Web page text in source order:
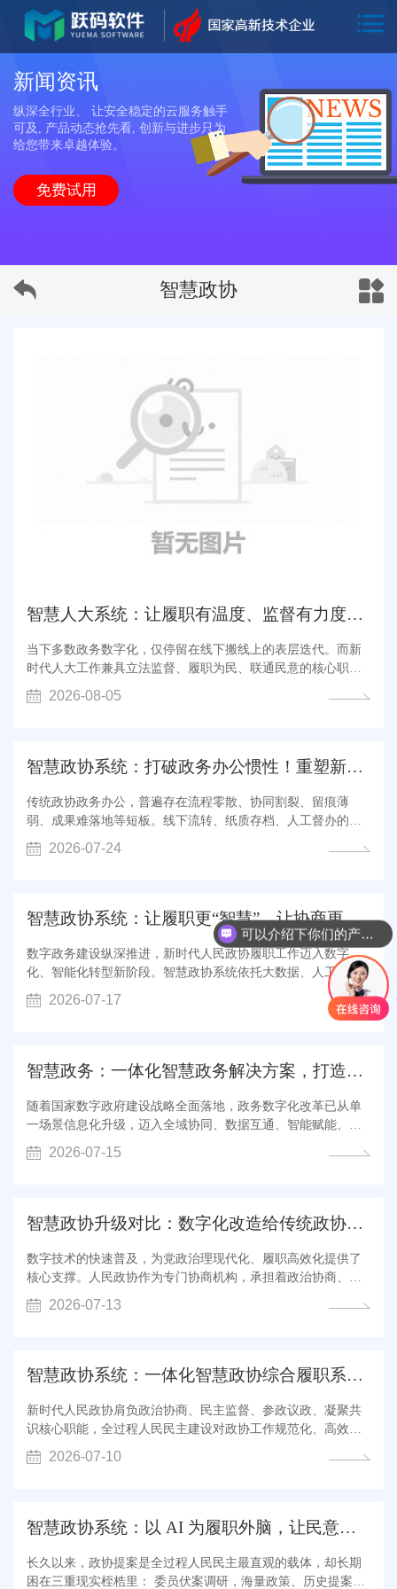
新闻资讯
纵深全行业、 让安全稳定的云服务触手
可及, 产品动态抢先看, 创新与进步只为
给您带来卓越体验。
免费试用
智慧政协
智慧人大系统：让履职有温度、监督有力度、民意有速度
当下多数政务数字化，仅停留在线下搬线上的表层迭代。而新
时代人大工作兼具立法监督、履职为民、联通民意的核心职
能，简单的流程线上化，早已无法适配现代化治理需求。 传统
人大工作长期深陷数据孤岛、履职无迹、民意滞后、监督无闭
2026-08-05
智慧政协系统：打破政务办公惯性！重塑新时代政协履职...
传统政协政务办公，普遍存在流程零散、协同割裂、留痕薄
弱、成果难落地等短板。线下流转、纸质存档、人工督办的传
统模式，不仅增加行政内耗，还容易出现审批滞后、权责模
糊、督查悬空等问题，制约提案办理、协商议政、民意服务等
2026-07-24
智慧政协系统：让履职更“智慧”，让协商更高效
数字政务建设纵深推进，新时代人民政协履职工作迈入数字
化、智能化转型新阶段。智慧政协系统依托大数据、人工智
能、云计算等前沿技术，紧扣政治协商、民主监督、参政议政
核心职能，打破传统履职的时空与场景局限，搭建一体化、全
2026-07-17
智慧政务：一体化智慧政务解决方案，打造高效便民数字...
随着国家数字政府建设战略全面落地，政务数字化改革已从单
一场景信息化升级，迈入全域协同、数据互通、智能赋能、闭
环治理的全新阶段。新时代政务治理，对机关办公效率、履职
监督能力、民生服务水平、决策研判精度提出了更高标准的要
2026-07-15
智慧政协升级对比：数字化改造给传统政协工作带来哪些...
数字技术的快速普及，为党政治理现代化、履职高效化提供了
核心支撑。人民政协作为专门协商机构，承担着政治协商、民
主监督、参政议政、凝聚共识的核心职能。传统线下为主、人
工辅助的工作模式，存在效率低、时空受限、联动不足等短
2026-07-13
智慧政协系统：一体化智慧政协综合履职系统解决方案
新时代人民政协肩负政治协商、民主监督、参政议政、凝聚共
识核心职能，全过程人民民主建设对政协工作规范化、高效
化、开放化提出更高标准。传统线下履职模式受时空限制，存
在提案流转周期长、社情民意收集分散、履职管理统计繁琐、
2026-07-10
智慧政协系统：以 AI 为履职外脑，让民意建言落地有声
长久以来，政协提案是全过程人民民主最直观的载体，却长期
困在三重现实桎梏里： 委员伏案调研，海量政策、历史提案、
可以介绍下你们的产品么